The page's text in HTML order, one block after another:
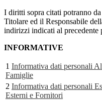
I diritti sopra citati potranno
Titolare ed il Responsabile
indirizzi indicati al precedente
INFORMATIVE
1 Informativa dati personali
Famiglie
2 Informativa dati personali
Esterni e Fornitori